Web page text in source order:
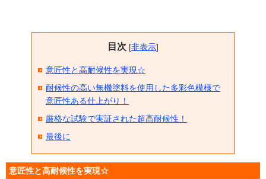
目次 [非表示]
意匠性と高耐候性を実現☆
耐候性の高い無機塗料を使用した多彩色模様で
意匠性ある仕上がり！
厳格な試験で実証された超高耐候性！
最後に
意匠性と高耐候性を実現☆